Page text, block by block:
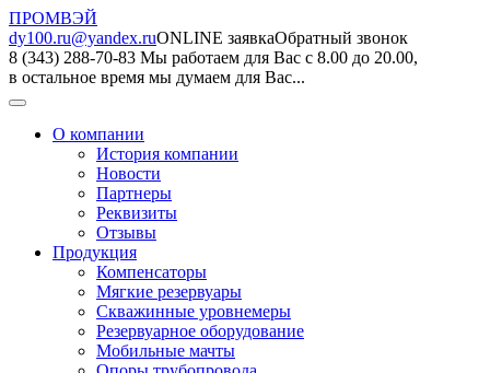
ПРОМВЭЙ
dy100.ru@yandex.ruONLINE заявкаОбратный звонок
8 (343) 288-70-83 Мы работаем для Вас с 8.00 до 20.00,
в остальное время мы думаем для Вас...
О компании
История компании
Новости
Партнеры
Реквизиты
Отзывы
Продукция
Компенсаторы
Мягкие резервуары
Скважинные уровнемеры
Резервуарное оборудование
Мобильные мачты